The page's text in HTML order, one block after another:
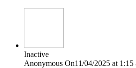
Inactive
Anonymous On11/04/2025 at 1:15